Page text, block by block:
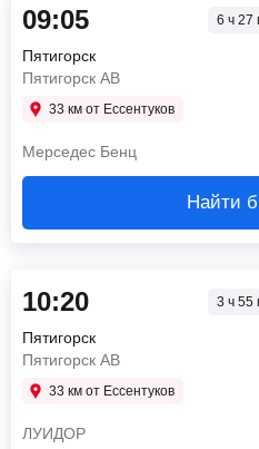
09:05 6 ч 27
Пятигорск
Пятигорск АВ
33 км от Ессентуков
Мерседес Бенц
Найти
10:20 3 ч 55
Пятигорск
Пятигорск АВ
33 км от Ессентуков
ЛУИДОР